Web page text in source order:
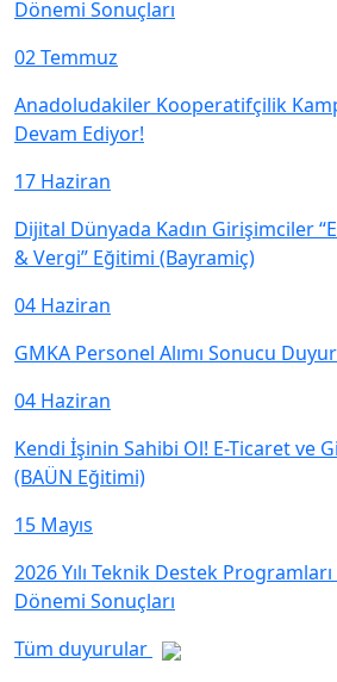
Dönemi Sonuçları
02Temmuz
Anadoludakiler Kooperatifçilik
Devam Ediyor!
17 Haziran
Dijital Dünyada Kadın Girişimciler
& Vergi” Eğitimi (Bayramiç)
04 Haziran
GMKA Personel Alımı Sonucu
04 Haziran
Kendi İşinin Sahibi Ol! E-Ticaret ve
(BAÜN Eğitimi)
15 Mayıs
2026 Yılı Teknik Destek
Dönemi Sonuçları
Tüm duyurular